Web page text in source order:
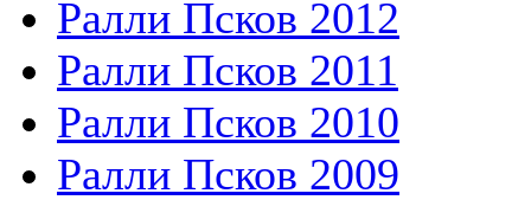
Ралли Псков 2012
Ралли Псков 2011
Ралли Псков 2010
Ралли Псков 2009